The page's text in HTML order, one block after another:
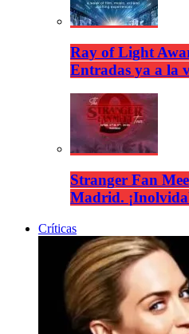
Ray of Light
Entradas ya a la
Stranger Fan
Madrid.
Críticas